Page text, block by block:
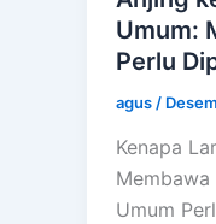
Umum:
Perlu
agus /
Kenapa
Membawa
Umum